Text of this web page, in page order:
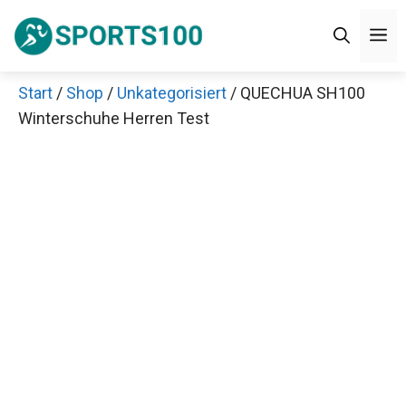
Inhalt
Start / Shop / Unkategorisiert / QUECHUA SH100
Winterschuhe Herren Test